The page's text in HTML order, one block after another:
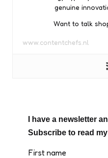
genuine
Want to talk
www.contentchefs.nl
I have a newsletter
Subscribe to read
First name